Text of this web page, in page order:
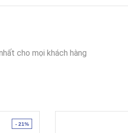
cho mọi khách hàng
- 21%